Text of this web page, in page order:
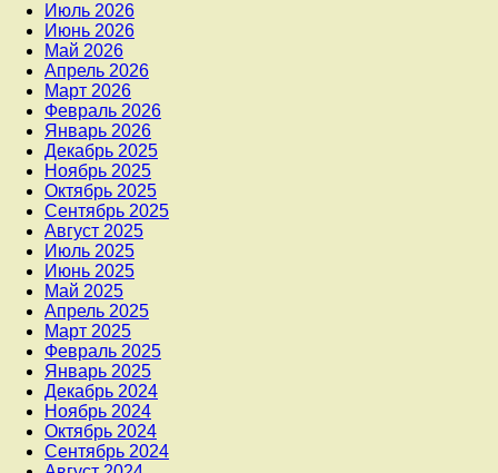
Июль 2026
Июнь 2026
Май 2026
Апрель 2026
Март 2026
Февраль 2026
Январь 2026
Декабрь 2025
Ноябрь 2025
Октябрь 2025
Сентябрь 2025
Август 2025
Июль 2025
Июнь 2025
Май 2025
Апрель 2025
Март 2025
Февраль 2025
Январь 2025
Декабрь 2024
Ноябрь 2024
Октябрь 2024
Сентябрь 2024